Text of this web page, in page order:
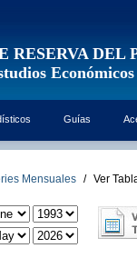
RESERVA DEL
Económicos
Guías
Mensuales / Ver